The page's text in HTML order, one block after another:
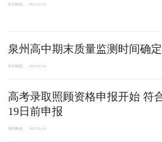
泉州晚报 2025-01-10
泉州高中期末质量监测时间确定
泉州晚报 2025-01-10
高考录取照顾资格申报开始 符
19日前申报
泉州晚报 2025-01-10